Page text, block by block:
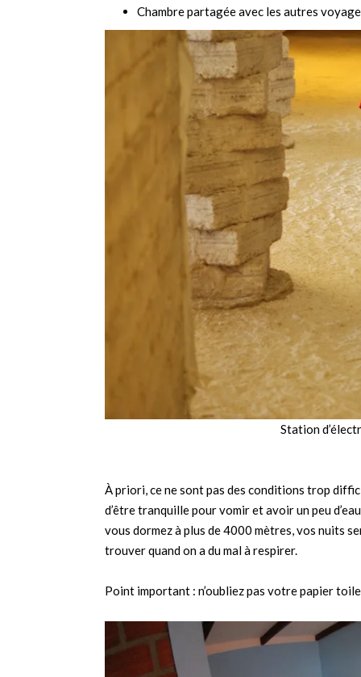
Chambre partagée avec les autres
Station
À priori, ce ne sont pas des conditions trop
d’être tranquille pour vomir et avoir un peu
vous dormez à plus de 4000 mètres, vos nuits
trouver quand on a du mal à respirer.
Point important : n’oubliez pas votre papier